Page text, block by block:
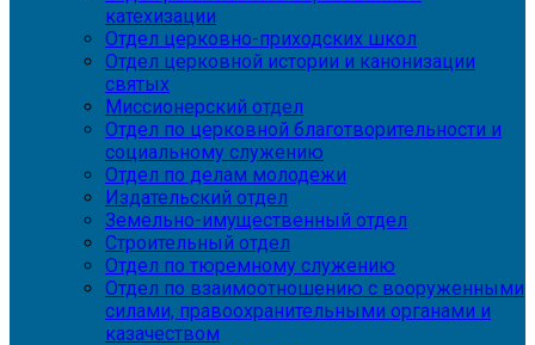
катехизации
Отдел церковно-приходских школ
Отдел церковной истории и канонизации
святых
Миссионерский отдел
Отдел по церковной благотворительности и
социальному служению
Отдел по делам молодежи
Издательский отдел
Земельно-имущественный отдел
Строительный отдел
Отдел по тюремному служению
Отдел по взаимоотношению с вооруженными
силами, правоохранительными органами и
казачеством